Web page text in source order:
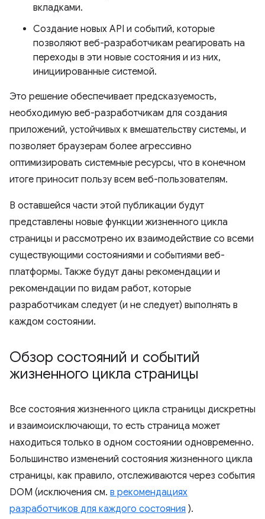
вкладками.
Создание новых API и событий, которые
позволяют веб-разработчикам реагировать на
переходы в эти новые состояния и из них,
инициированные системой.
Это решение обеспечивает предсказуемость,
необходимую веб-разработчикам для создания
приложений, устойчивых к вмешательству системы, и
позволяет браузерам более агрессивно
оптимизировать системные ресурсы, что в конечном
итоге приносит пользу всем веб-пользователям.
В оставшейся части этой публикации будут
представлены новые функции жизненного цикла
страницы и рассмотрено их взаимодействие со всеми
существующими состояниями и событиями веб-
платформы. Также будут даны рекомендации и
рекомендации по видам работ, которые
разработчикам следует (и не следует) выполнять в
каждом состоянии.
Обзор состояний и событий
жизненного цикла страницы
Все состояния жизненного цикла страницы дискретны
и взаимоисключающи, то есть страница может
находиться только в одном состоянии одновременно.
Большинство изменений состояния жизненного цикла
страницы, как правило, отслеживаются через события
DOM (исключения см. в рекомендациях
разработчиков для каждого состояния ).